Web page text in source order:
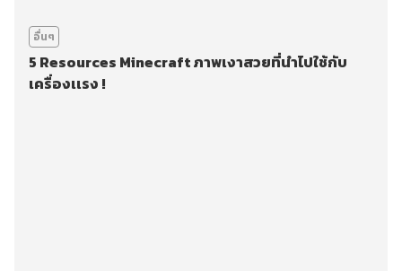
อื่นๆ
5 Resources Minecraft ภาพเงาสวยที่นำไปใช้กับ
เครื่องเเรง !